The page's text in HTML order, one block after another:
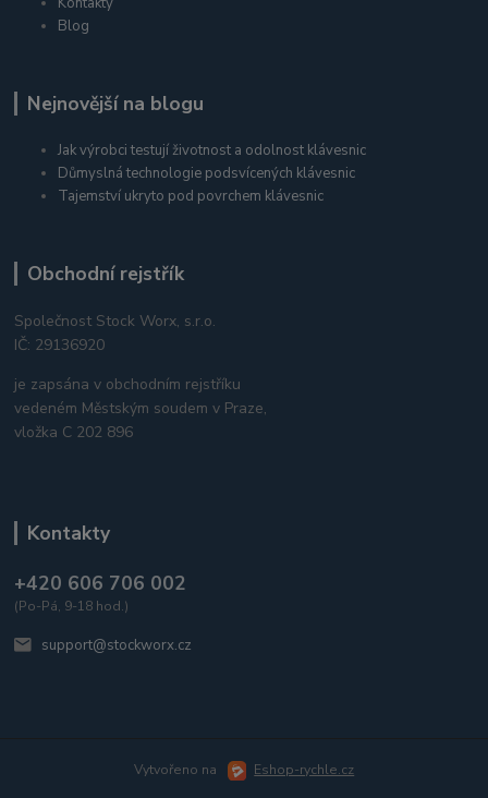
Blog
Nejnovější na blogu
Jak výrobci testují životnost a odolnost klávesnic
Důmyslná technologie podsvícených klávesnic
Tajemství ukryto pod povrchem klávesnic
Obchodní rejstřík
Společnost Stock Worx, s.r.o.
IČ: 29136920
je zapsána v obchodním rejstříku
vedeném Městským soudem v Praze,
vložka C 202 896
Kontakty
+420 606 706 002
(Po-Pá, 9-18 hod.)
support@stockworx.cz
Vytvořeno na Eshop-rychle.cz